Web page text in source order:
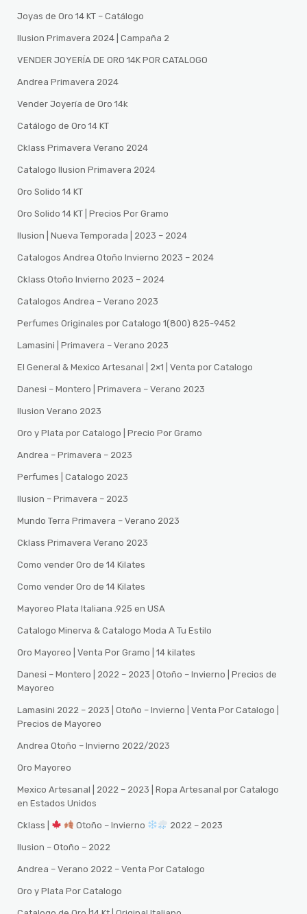
Joyas de Oro 14 KT – Catálogo
Ilusion Primavera 2024 | Campaña 2
VENDER JOYERÍA DE ORO 14K POR CATALOGO
Andrea Primavera 2024
Vender Joyería de Oro 14k
Catálogo de Oro 14 KT
Cklass Primavera Verano 2024
Catalogo Ilusion Primavera 2024
Oro Solido 14 KT
Oro Solido 14 KT | Precios Por Gramo
Ilusion | Nueva Temporada | 2023 – 2024
Catalogos Andrea Otoño Invierno 2023 – 2024
Cklass Otoño Invierno 2023 – 2024
Catalogos Andrea – Verano 2023
Perfumes Originales por Catalogo 1(800) 825-9452
Lamasini | Primavera – Verano 2023
El General & Mexico Artesanal | 2×1 | Venta por Catalogo
Danesi – Montero | Primavera – Verano 2023
Ilusion Verano 2023
Oro y Plata por Catalogo | Precio Por Gramo
Andrea – Primavera – 2023
Perfumes | Catalogo 2023
Ilusion – Primavera – 2023
Mundo Terra Primavera – Verano 2023
Cklass Primavera Verano 2023
Como vender Oro de 14 Kilates
Como vender Oro de 14 Kilates
Mayoreo Plata Italiana .925 en USA
Catalogo Minerva & Catalogo Moda A Tu Estilo
Oro Mayoreo | Venta Por Gramo | 14 kilates
Danesi – Montero | 2022 – 2023 | Otoño – Invierno | Precios de
Mayoreo
Lamasini 2022 – 2023 | Otoño – Invierno | Venta Por Catalogo |
Precios de Mayoreo
Andrea Otoño – Invierno 2022/2023
Oro Mayoreo
Mexico Artesanal | 2022 – 2023 | Ropa Artesanal por Catalogo
en Estados Unidos
Cklass | Otoño – Invierno 2022 – 2023
Ilusion – Otoño – 2022
Andrea – Verano 2022 – Venta Por Catalogo
Oro y Plata Por Catalogo